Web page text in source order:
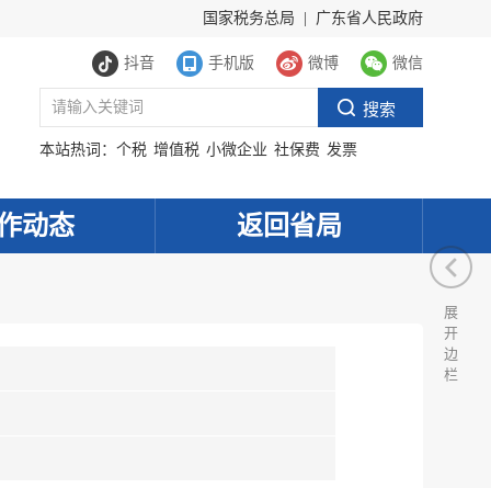
国家税务总局 广东省人民政府
抖音 手机版 微博 微信
本站热词： 个税 增值税 小微企业 社保费 发票
动态 返回省局
展
开
边
栏